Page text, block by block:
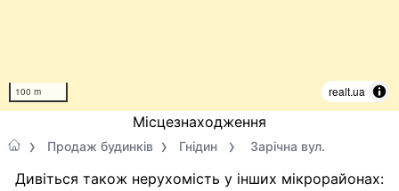
100 m realt.ua
Місцезнаходження
Продаж будинків Гнідин Зарічна вул.
Дивіться також нерухомість у інших мікрорайонах: